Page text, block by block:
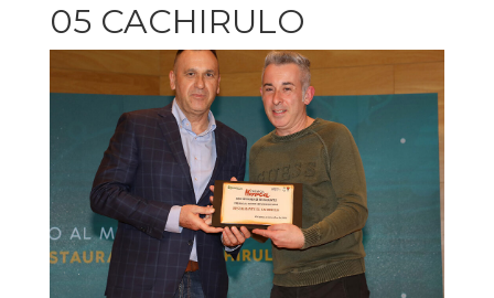
05 CACHIRULO